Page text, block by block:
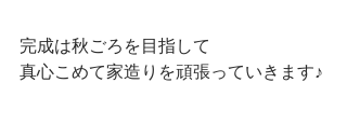
完成は秋ごろを目指して
真心こめて家造りを頑張っていきます♪